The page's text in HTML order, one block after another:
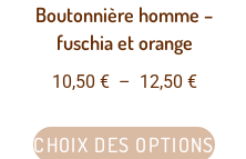
Boutonnière homme –
fuschia et orange
10,50 € – 12,50 €
CHOIX DES OPTIONS